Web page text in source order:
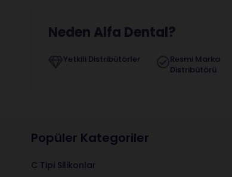
Neden Alfa Dental?
Yetkili Distribütörler
Resmi Marka
Distribütörü
Popüler Kategoriler
C Tipi Silikonlar